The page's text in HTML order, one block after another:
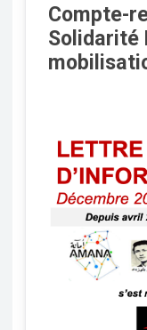
Compte-
Solidarité